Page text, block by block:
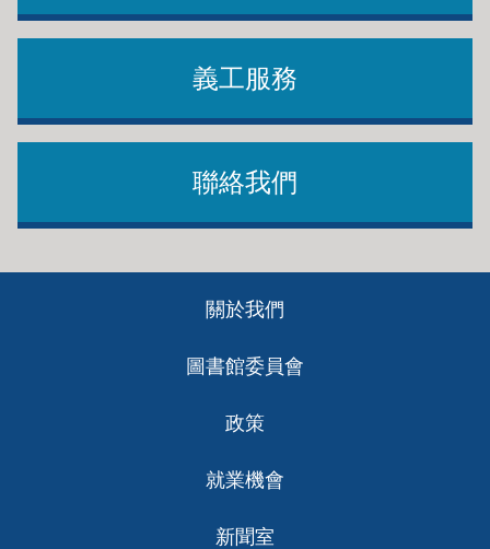
義工服務
聯絡我們
關於我們
圖書館委員會
政策
就業機會
新聞室